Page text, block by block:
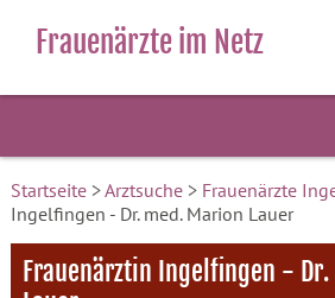
Frauenärzte im Netz
Startseite>Arztsuche> Frauenärzte
Ingelfingen - Dr. med. Marion Lauer
Frauenärztin Ingelfingen -